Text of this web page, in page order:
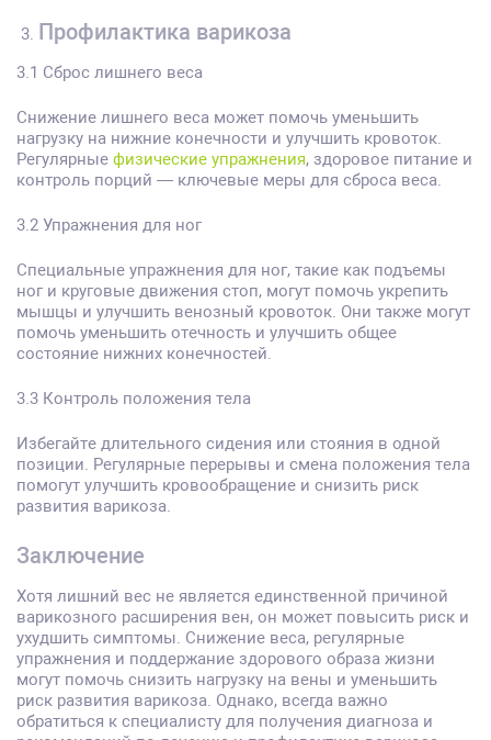
Профилактика варикоза
3.1 Сброс лишнего веса
Снижение лишнего веса может помочь уменьшить
нагрузку на нижние конечности и улучшить кровоток.
Регулярные физические упражнения, здоровое питание и
контроль порций — ключевые меры для сброса веса.
3.2 Упражнения для ног
Специальные упражнения для ног, такие как подъемы
ног и круговые движения стоп, могут помочь укрепить
мышцы и улучшить венозный кровоток. Они также могут
помочь уменьшить отечность и улучшить общее
состояние нижних конечностей.
3.3 Контроль положения тела
Избегайте длительного сидения или стояния в одной
позиции. Регулярные перерывы и смена положения тела
помогут улучшить кровообращение и снизить риск
развития варикоза.
Заключение
Хотя лишний вес не является единственной причиной
варикозного расширения вен, он может повысить риск и
ухудшить симптомы. Снижение веса, регулярные
упражнения и поддержание здорового образа жизни
могут помочь снизить нагрузку на вены и уменьшить
риск развития варикоза. Однако, всегда важно
обратиться к специалисту для получения диагноза и